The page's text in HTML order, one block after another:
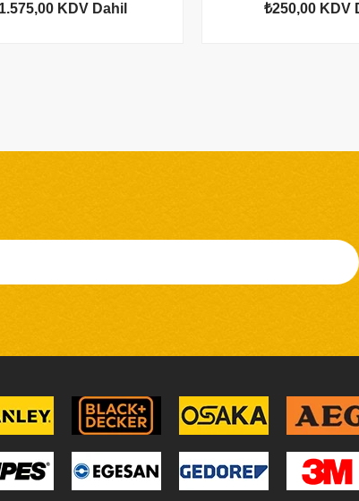
KDV Dahil ₺250,00 KDV